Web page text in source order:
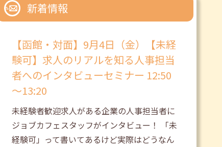
新着情報
【函館・対面】9月4日（金）【未経
験可】求人のリアルを知る人事担当
者へのインタビューセミナー 12:50
～13:20
未経験者歓迎求人がある企業の人事担当者に
ジョブカフェスタッフがインタビュー！ 「未
経験可」って書いてあるけど実際はどうなん